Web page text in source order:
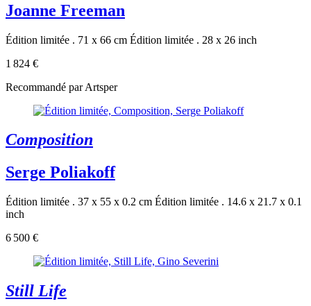
Joanne Freeman
Édition limitée . 71 x 66 cm Édition limitée . 28 x 26 inch
1 824 €
Recommandé par Artsper
Composition
Serge Poliakoff
Édition limitée . 37 x 55 x 0.2 cm Édition limitée . 14.6 x 21.7 x 0.1
inch
6 500 €
Still Life